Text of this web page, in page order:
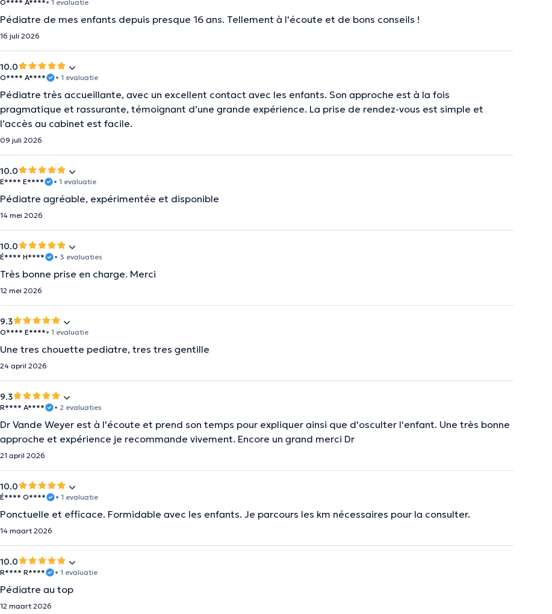
O**** A****• 1 evaluatie
Pédiatre de mes enfants depuis presque 16 ans. Tellement à l'écoute et de bons conseils !
16 juli 2026
10.0
O**** A**** • 1 evaluatie
Pédiatre très accueillante, avec un excellent contact avec les enfants. Son approche est à la fois
pragmatique et rassurante, témoignant d’une grande expérience. La prise de rendez-vous est simple et
l’accès au cabinet est facile.
09 juli 2026
10.0
E**** E**** • 1 evaluatie
Pédiatre agréable, expérimentée et disponible
14 mei 2026
10.0
É**** H**** • 3 evaluaties
Très bonne prise en charge. Merci
12 mei 2026
9.3
O**** E****• 1 evaluatie
Une tres chouette pediatre, tres tres gentille
24 april 2026
9.3
R**** A**** • 2 evaluaties
Dr Vande Weyer est à l'écoute et prend son temps pour expliquer ainsi que d'osculter l'enfant. Une très bonne
approche et expérience je recommande vivement. Encore un grand merci Dr
21 april 2026
10.0
É**** O**** • 1 evaluatie
Ponctuelle et efficace. Formidable avec les enfants. Je parcours les km nécessaires pour la consulter.
14 maart 2026
10.0
R**** R**** • 1 evaluatie
Pédiatre au top
12 maart 2026